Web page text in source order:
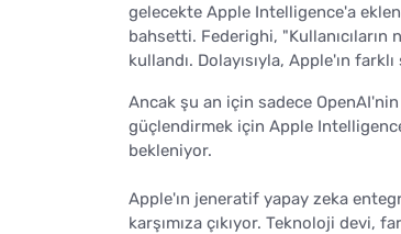
gelecekte Apple Intelligence'a
bahsetti. Federighi,
kullandı. Dolayısıyla, Apple'ın
Ancak şu an için sadece
güçlendirmek için Apple
bekleniyor.
Apple'ın jeneratif yapay zeka
karşımıza çıkıyor. Teknoloji devi,